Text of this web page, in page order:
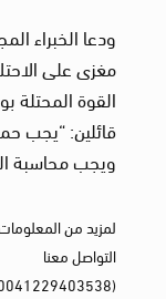
ودعا الخبراء
مغزى على
القوة المحتلة
قائلين: “يجب
ويجب محاسبة
لمزيد من
التواصل معنا
(0041229403538 /